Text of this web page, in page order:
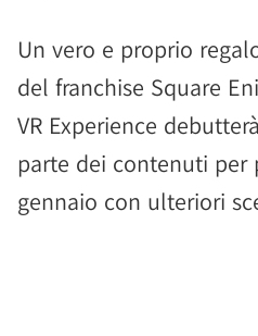
Un vero e proprio
del franchise Square
VR Experience
parte dei contenuti per
gennaio con ulteriori